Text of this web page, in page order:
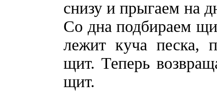
снизу и прыгаем на
Со дна подбираем
лежит куча песка,
щит. Теперь
щит.